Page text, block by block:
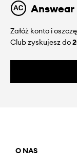
Załóż konto i
Club zyskujesz do
O NAS